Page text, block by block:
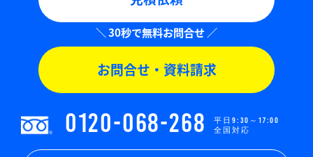
お問合せ・資料請求
0120-068-268
平日9:30～17:00
全国対応